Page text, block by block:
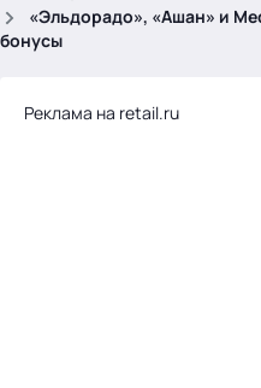
«Эльдорадо», «Ашан» и
бонусы
Реклама на retail.ru